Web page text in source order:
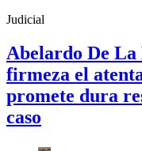
Judicial
Abelardo De La
firmeza el
promete dura
caso